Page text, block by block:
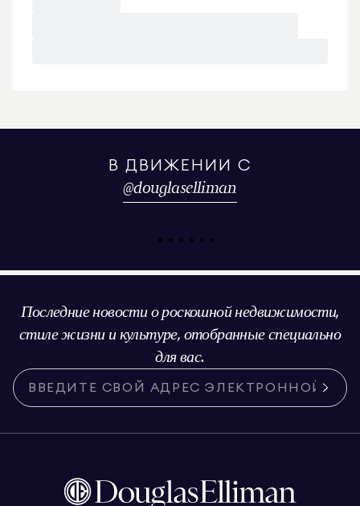
В ДВИЖЕНИИ С
@douglaselliman
Последние новости о роскошной недвижимости,
стиле жизни и культуре, отобранные специально
для вас.